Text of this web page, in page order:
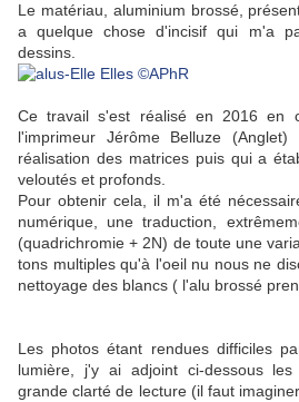
Le matériau, aluminium brossé,
a quelque chose d'incisif qui m'a
dessins.
Ce travail s'est réalisé en 2016 en
l'imprimeur Jérôme Belluze
réalisation des matrices puis qui a
veloutés et profonds.
Pour obtenir cela, il m'a été
numérique, une traduction ,
(quadrichromie + 2N) de toute une
tons multiples qu'à l'oeil nu nous ne
nettoyage des blancs ( l'alu brossé
Les photos étant rendues difficiles
lumière, j'y ai adjoint ci-dessous
grande clarté de lecture (il faut